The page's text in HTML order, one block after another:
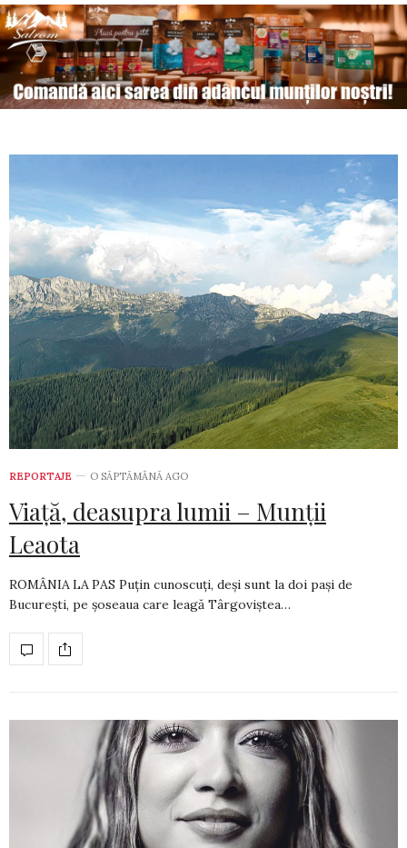
REPORTAJE O SĂPTĂMÂNĂ AGO
Viață, deasupra lumii – Munții
Leaota
ROMÂNIA LA PAS Puțin cunoscuți, deși sunt la doi pași de
București, pe șoseaua care leagă Târgoviștea…